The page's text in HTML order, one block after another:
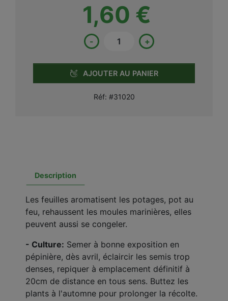
1,60 €
- +
AJOUTER AU PANIER
Réf: #31020
Description
Les feuilles aromatisent les potages, pot au
feu, rehaussent les moules marinières, elles
peuvent aussi se congeler.
- Culture: Semer à bonne exposition en
pépinière, dès avril, éclaircir les semis trop
denses, repiquer à emplacement définitif à
20cm de distance en tous sens. Buttez les
plants à l'automne pour prolonger la récolte.